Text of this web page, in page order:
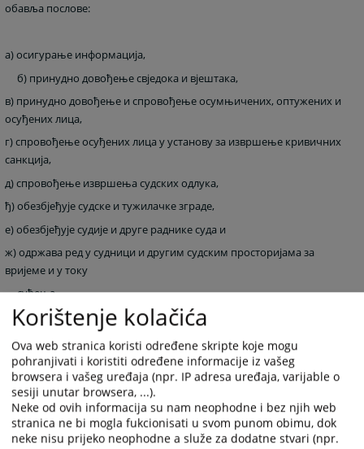
обавља послове:
а) осигурање информација,
б) принудно довођење свједока и вјештака,
в) принудно довођење и спровођење осумњичених, оптужених и
осуђених лица,
г) спровођење осуђених лица у установу за извршење кривичних
санкција,
д) спровођење извршења судских одлука,
ђ) обезбјеђује судске и тужилачке зграде,
е) обезбјеђује судије и друге раднике суда и
ж) одржава ред у судници и другим судским просторијама за
вријеме и у току
суђења.
Судска полиција Републике Српске послове и задатке из своје
надлежности извршава за:
Врховни суд Републике Српске,
окружне судове Републике Српске,
Korištenje kolačića
Ova web stranica koristi određene skripte koje mogu
pohranjivati i koristiti određene informacije iz vašeg
browsera i vašeg uređaja (npr. IP adresa uređaja, varijable o
sesiji unutar browsera, ...).
Neke od ovih informacija su nam neophodne i bez njih web
stranica ne bi mogla fukcionisati u svom punom obimu, dok
neke nisu prijeko neophodne a služe za dodatne stvari (npr.